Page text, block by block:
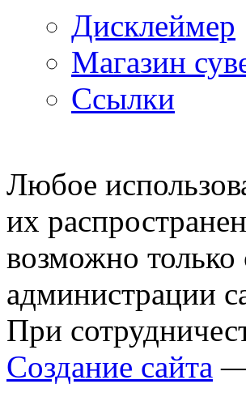
Дисклеймер
Магазин
Ссылки
Любое
их
возможно
администрации
При
Создание сайта —